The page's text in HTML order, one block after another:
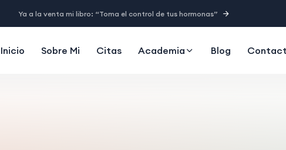
Ya a la venta mi libro: “Toma el control de tus hormonas”
Inicio Sobre Mi Citas Academia Blog